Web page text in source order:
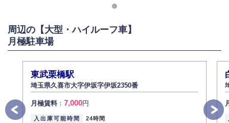
がある場合は適切に対応いたします。
6.個人情報管理の社内教育
株式会社ミコト
代表取締役社長 野口 幸男
周辺の【大型・ハイルーフ車】
月極駐車場
東武栗橋駅
埼玉県久喜市大字伊坂字伊坂2350番
月極賃料： 7,000円
入出庫可能時間
24時間